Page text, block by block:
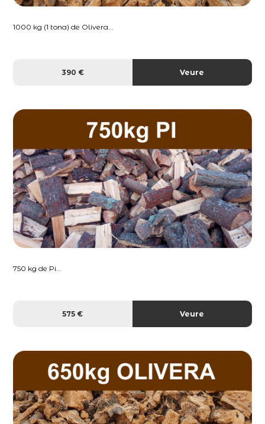
1000 kg (1 tona) de Olivera...
390 € Veure
750 kg de Pi...
575 € Veure